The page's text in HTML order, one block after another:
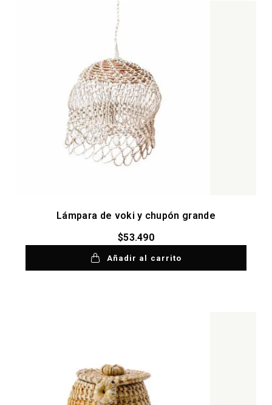
Lámpara de voki y chupón grande
$53.490
Añadir al carrito